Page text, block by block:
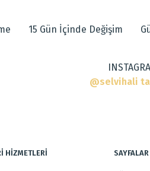
15 Gün İçinde Değişim
@selvihali
HİZMETLERİ SAYFALAR